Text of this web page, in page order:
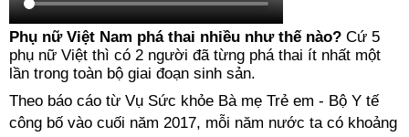
Phụ nữ Việt Nam phá thai nhiều như thế nào? Cứ 5
phụ nữ Việt thì có 2 người đã từng phá thai ít nhất một
lần trong toàn bộ giai đoạn sinh sản.
Theo báo cáo từ Vụ Sức khỏe Bà mẹ Trẻ em - Bộ Y tế
công bố vào cuối năm 2017, mỗi năm nước ta có khoảng